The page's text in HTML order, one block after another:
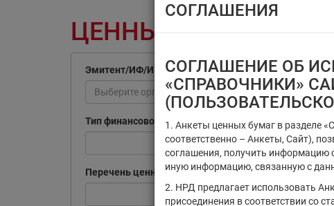
ЦЕННЫЕ БУМАГИ
СОГЛАШЕНИЯ
СОГЛАШЕНИЕ ОБ
«СПРАВОЧНИКИ»
1. Анкеты ценных бумаг в разделе
соответственно – Анкеты, Сайт),
соглашения, получить
иную информацию, связанную с
2. НРД предлагает использовать
присоединения в соответствии со
Эмитент/ИФ/ИП
Выберите организацию
Тип финансового инструмента
Перечень ценных бумаг, по которым